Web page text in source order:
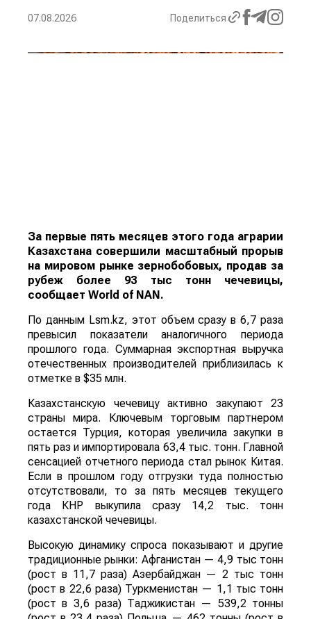
07.08.2026 Поделиться
За первые пять месяцев этого года аграрии
Казахстана совершили масштабный прорыв
на мировом рынке зернобобовых, продав за
рубеж более 93 тыс тонн чечевицы,
сообщает World of NAN.
По данным Lsm.kz, этот объем сразу в 6,7 раза
превысил показатели аналогичного периода
прошлого года. Суммарная экспортная выручка
отечественных производителей приблизилась к
отметке в $35 млн.
Казахстанскую чечевицу активно закупают 23
страны мира. Ключевым торговым партнером
остается Турция, которая увеличила закупки в
пять раз и импортировала 63,4 тыс. тонн. Главной
сенсацией отчетного периода стал рынок Китая.
Если в прошлом году отгрузки туда полностью
отсутствовали, то за пять месяцев текущего
года КНР выкупила сразу 14,2 тыс. тонн
казахстанской чечевицы.
Высокую динамику спроса показывают и другие
традиционные рынки: Афганистан — 4,9 тыс тонн
(рост в 11,7 раза) Азербайджан — 2 тыс тонн
(рост в 22,6 раза) Туркменистан — 1,1 тыс тонн
(рост в 3,6 раза) Таджикистан — 539,2 тонны